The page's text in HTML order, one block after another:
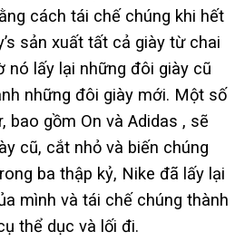
cách tái chế chúng khi hết
sản xuất tất cả giày từ chai
nó lấy lại những đôi giày cũ
những đôi giày mới. Một số
bao gồm On và Adidas , sẽ
cũ, cắt nhỏ và biến chúng
ba thập kỷ, Nike đã lấy lại
mình và tái chế chúng thành
thể dục và lối đi.